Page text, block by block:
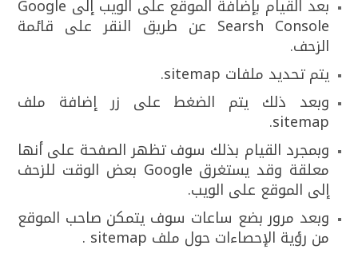
بعد القيام بإضافة الموقع على الويب إلى Google
Searsh Console عن طريق النقر على قائمة
الزحف.
يتم تحديد ملفات sitemap.
وبعد ذلك يتم الضغط على زر إضافة ملف
sitemap.
وبمجرد القيام بذلك سوف تظهر الصفحة على أنها
معلقة وقد يستغرق Google بعض الوقت للزحف
إلى الموقع على الويب.
وبعد مرور بضع ساعات سوف يتمكن صاحب الموقع
من رؤية الإحصاءات حول ملف sitemap .